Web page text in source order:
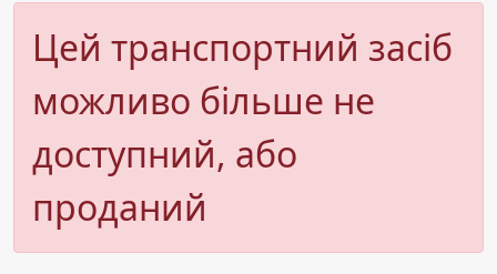
Цей транспортний засіб
можливо більше не
доступний, або
проданий